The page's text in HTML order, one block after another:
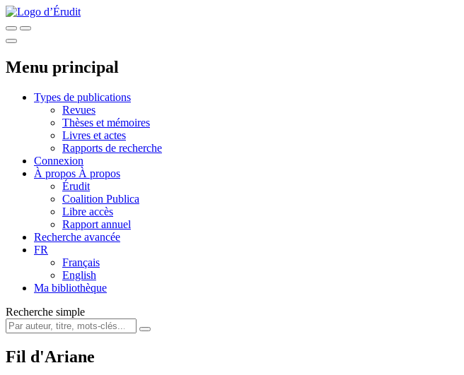
Menu principal
Types de publications
Revues
Thèses et mémoires
Livres et actes
Rapports de recherche
Connexion
À propos À propos
Érudit
Coalition Publica
Libre accès
Rapport annuel
Recherche avancée
FR
Français
English
Ma bibliothèque
Recherche simple
Fil d'Ariane